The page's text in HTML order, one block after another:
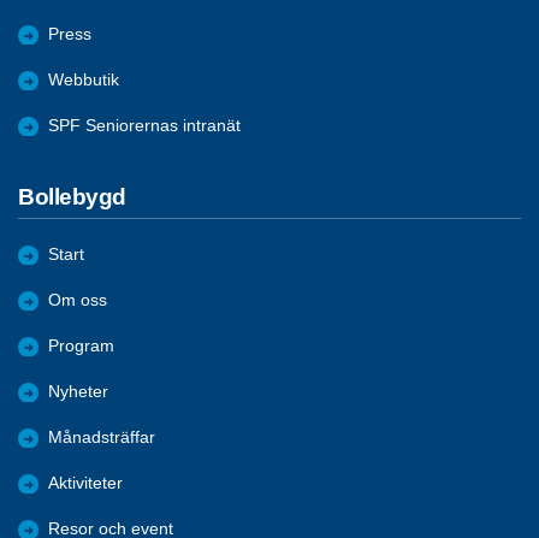
Press
Webbutik
SPF Seniorernas intranät
Bollebygd
Start
Om oss
Program
Nyheter
Månadsträffar
Aktiviteter
Resor och event